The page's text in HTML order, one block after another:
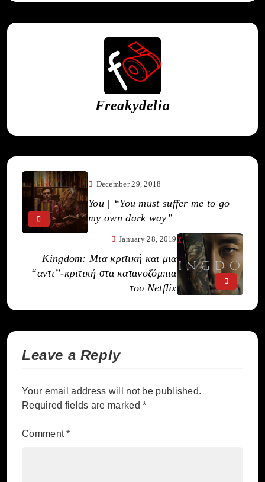
Freakydelia
December 29, 2018
You | “You must suffer me to go
my own dark way”
January 28, 2019
Kingdom: Μια κριτική και μια
“αντι”-κριτική στα κατανοζόμπια
του Netflix
Leave a Reply
Your email address will not be published.
Required fields are marked*
Comment*